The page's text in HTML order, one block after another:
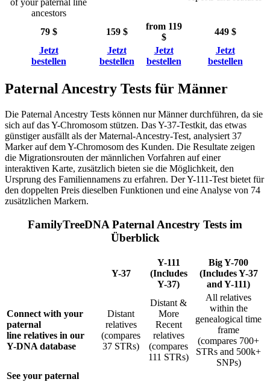
of your paternal line
ancestors
79 $ 159 $
from 119
$
449 $
Jetzt
bestellen
Jetzt
bestellen
Jetzt
bestellen
Jetzt
bestellen
Paternal Ancestry Tests für Männer
Die Paternal Ancestry Tests können nur Männer durchführen, da sie
sich auf das Y-Chromosom stützen. Das Y-37-Testkit, das etwas
günstiger ausfällt als der Maternal-Ancestry-Test, analysiert 37
Marker auf dem Y-Chromosom des Kunden. Die Resultate zeigen
die Migrationsrouten der männlichen Vorfahren auf einer
interaktiven Karte, zusätzlich bieten sie die Möglichkeit, den
Ursprung des Familiennamens zu erfahren. Der Y-111-Test bietet für
den doppelten Preis dieselben Funktionen und eine Analyse von 74
zusätzlichen Markern.
FamilyTreeDNA Paternal Ancestry Tests im
Überblick
Y-37
Y-111
(Includes
Y-37)
Big Y-700
(Includes Y-37
and Y-111)
Connect with your
paternal
line relatives in our
Y-DNA database
Distant
relatives
(compares
37 STRs)
Distant &
More
Recent
relatives
(compares
111 STRs)
All relatives
within the
genealogical time
frame
(compares 700+
STRs and 500k+
SNPs)
See your paternal